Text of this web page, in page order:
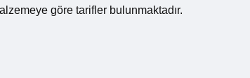
göre tarifler bulunmaktadır.